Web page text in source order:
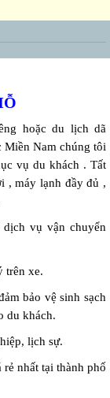
hoặc du lịch dã
Miền Nam chúng tôi
vụ du khách . Tất
, máy lạnh đầy đủ ,
vụ vận chuyển
trên xe.
bảo vệ sinh sạch
du khách.
lịch sự.
nhất tại thành phố